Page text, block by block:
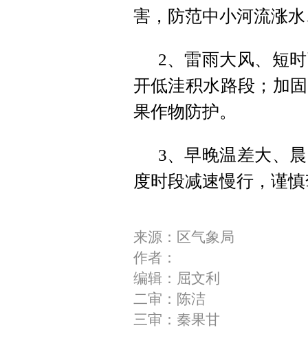
害，防范中小河流涨
2、雷雨大风、短
开低洼积水路段；加
果作物防护。
3、早晚温差大、
度时段减速慢行，谨
来源：区气象局
作者：
编辑：屈文利
二审：陈洁
三审：秦果甘